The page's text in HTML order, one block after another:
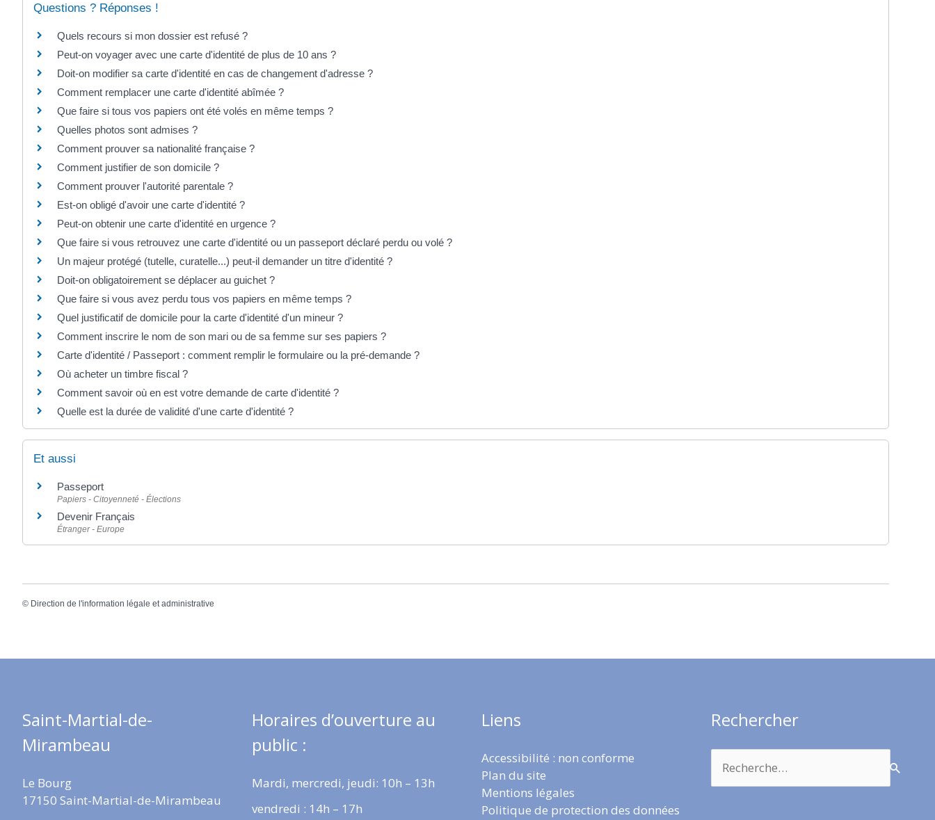
Questions ? Réponses !
Quels recours si mon dossier est refusé ?
Peut-on voyager avec une carte d'identité de plus de 10 ans ?
Doit-on modifier sa carte d'identité en cas de changement d'adresse ?
Comment remplacer une carte d'identité abîmée ?
Que faire si tous vos papiers ont été volés en même temps ?
Quelles photos sont admises ?
Comment prouver sa nationalité française ?
Comment justifier de son domicile ?
Comment prouver l'autorité parentale ?
Est-on obligé d'avoir une carte d'identité ?
Peut-on obtenir une carte d'identité en urgence ?
Que faire si vous retrouvez une carte d'identité ou un passeport déclaré perdu ou volé ?
Un majeur protégé (tutelle, curatelle...) peut-il demander un titre d'identité ?
Doit-on obligatoirement se déplacer au guichet ?
Que faire si vous avez perdu tous vos papiers en même temps ?
Quel justificatif de domicile pour la carte d'identité d'un mineur ?
Comment inscrire le nom de son mari ou de sa femme sur ses papiers ?
Carte d'identité / Passeport : comment remplir le formulaire ou la pré-demande ?
Où acheter un timbre fiscal ?
Comment savoir où en est votre demande de carte d'identité ?
Quelle est la durée de validité d'une carte d'identité ?
Et aussi
Passeport
Papiers - Citoyenneté - Élections
Devenir Français
Étranger - Europe
© Direction de l'information légale et administrative
Saint-Martial-de-
Mirambeau
Le Bourg
17150 Saint-Martial-de-Mirambeau
Horaires d’ouverture au
public :
Mardi, mercredi, jeudi: 10h – 13h
vendredi : 14h – 17h
Liens
Accessibilité : non conforme
Plan du site
Mentions légales
Politique de protection des données
Rechercher